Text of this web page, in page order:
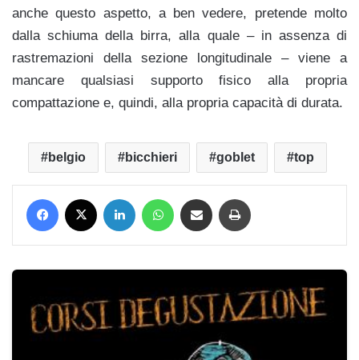
anche questo aspetto, a ben vedere, pretende molto
dalla schiuma della birra, alla quale – in assenza di
rastremazioni della sezione longitudinale – viene a
mancare qualsiasi supporto fisico alla propria
compattazione e, quindi, alla propria capacità di durata.
belgio bicchieri goblet top
Facebook LinkedIn WhatsApp Condividi via mail